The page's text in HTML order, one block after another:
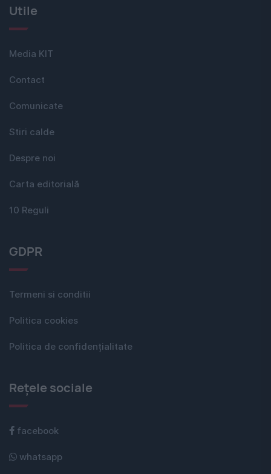
Utile
Media KIT
Contact
Comunicate
Stiri calde
Despre noi
Carta editorială
10 Reguli
GDPR
Termeni si conditii
Politica cookies
Politica de confidențialitate
Rețele sociale
facebook
whatsapp